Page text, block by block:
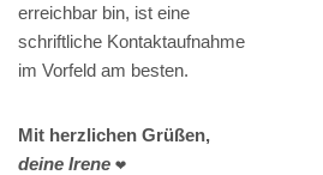
erreichbar bin, ist eine
schriftliche Kontaktaufnahme
im Vorfeld am besten.
Mit herzlichen Grüßen,
deine Irene ❤️